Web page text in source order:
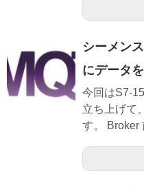
シーメン
にデータ
今回はS7-
立ち上げて
す。 Broker